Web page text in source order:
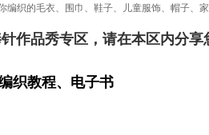
编织的毛衣、围巾、鞋子、儿童服饰、帽子、
作品秀专区，请在本区内分享
织教程、电子书